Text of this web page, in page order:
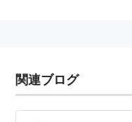
関連ブログ